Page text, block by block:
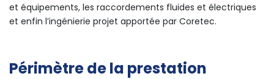
et équipements, les raccordements fluides et électriques
et enfin l’ingénierie projet apportée par Coretec.
Périmètre de la prestation